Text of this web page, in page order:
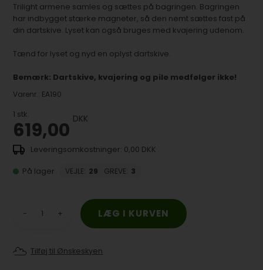
Trilight armene samles og sættes på bagringen. Bagringen
har indbygget stærke magneter, så den nemt sættes fast på
din dartskive. Lyset kan også bruges med kvajering udenom.
Tænd for lyset og nyd en oplyst dartskive.
Bemærk: Dartskive, kvajering og pile medfølger ikke!
Varenr.: EA190
1 stk.
619,00 DKK
0,00 DKK
På lager
VEJLE: 29 GREVE: 3
- +
Tilføj til Ønskeskyen